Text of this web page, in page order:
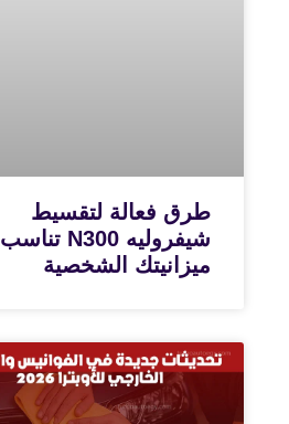
طرق فعالة لتقسيط
شيفروليه N300 تناسب
ميزانيتك الشخصية